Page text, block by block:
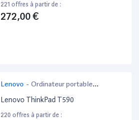
221 offres à partir de :
272,00 €
Lenovo - Ordinateur portable
bureautique
Lenovo ThinkPad T590
220 offres à partir de :